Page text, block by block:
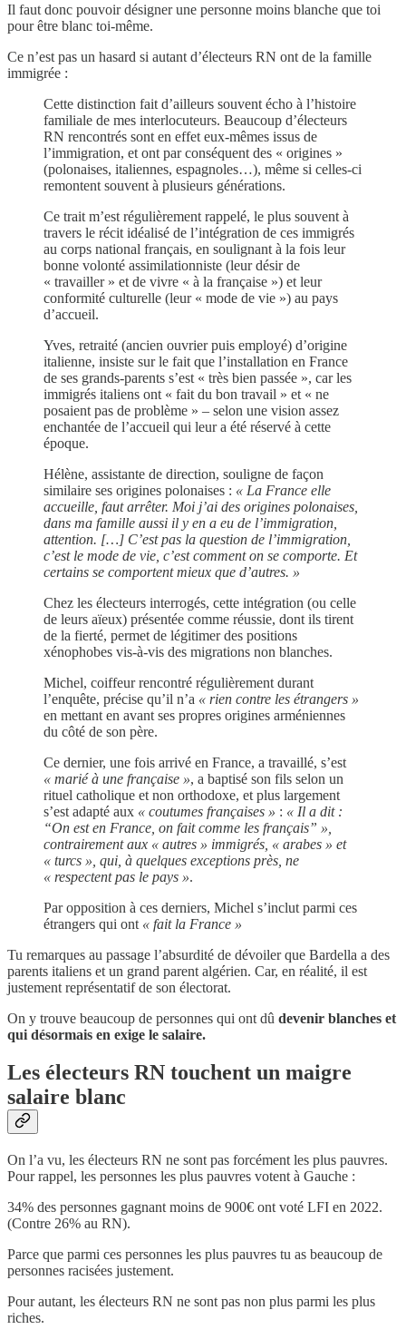
Il faut donc pouvoir désigner une personne moins blanche que toi
pour être blanc toi-même.
Ce n’est pas un hasard si autant d’électeurs RN ont de la famille
immigrée :
Cette distinction fait d’ailleurs souvent écho à l’histoire
familiale de mes interlocuteurs. Beaucoup d’électeurs
RN rencontrés sont en effet eux-mêmes issus de
l’immigration, et ont par conséquent des « origines »
(polonaises, italiennes, espagnoles…), même si celles-ci
remontent souvent à plusieurs générations.
Ce trait m’est régulièrement rappelé, le plus souvent à
travers le récit idéalisé de l’intégration de ces immigrés
au corps national français, en soulignant à la fois leur
bonne volonté assimilationniste (leur désir de
« travailler » et de vivre « à la française ») et leur
conformité culturelle (leur « mode de vie ») au pays
d’accueil.
Yves, retraité (ancien ouvrier puis employé) d’origine
italienne, insiste sur le fait que l’installation en France
de ses grands-parents s’est « très bien passée », car les
immigrés italiens ont « fait du bon travail » et « ne
posaient pas de problème » – selon une vision assez
enchantée de l’accueil qui leur a été réservé à cette
époque.
Hélène, assistante de direction, souligne de façon
similaire ses origines polonaises : « La France elle
accueille, faut arrêter. Moi j’ai des origines polonaises,
dans ma famille aussi il y en a eu de l’immigration,
attention. […] C’est pas la question de l’immigration,
c’est le mode de vie, c’est comment on se comporte. Et
certains se comportent mieux que d’autres. »
Chez les électeurs interrogés, cette intégration (ou celle
de leurs aïeux) présentée comme réussie, dont ils tirent
de la fierté, permet de légitimer des positions
xénophobes vis-à-vis des migrations non blanches.
Michel, coiffeur rencontré régulièrement durant
l’enquête, précise qu’il n’a « rien contre les étrangers »
en mettant en avant ses propres origines arméniennes
du côté de son père.
Ce dernier, une fois arrivé en France, a travaillé, s’est
« marié à une française », a baptisé son fils selon un
rituel catholique et non orthodoxe, et plus largement
s’est adapté aux « coutumes françaises » : « Il a dit :
“On est en France, on fait comme les français” »,
contrairement aux « autres » immigrés, « arabes » et
« turcs », qui, à quelques exceptions près, ne
« respectent pas le pays ».
Par opposition à ces derniers, Michel s’inclut parmi ces
étrangers qui ont « fait la France »
Tu remarques au passage l’absurdité de dévoiler que Bardella a des
parents italiens et un grand parent algérien. Car, en réalité, il est
justement représentatif de son électorat.
On y trouve beaucoup de personnes qui ont dû devenir blanches et
qui désormais en exige le salaire.
Les électeurs RN touchent un maigre
salaire blanc
On l’a vu, les électeurs RN ne sont pas forcément les plus pauvres.
Pour rappel, les personnes les plus pauvres votent à Gauche :
34% des personnes gagnant moins de 900€ ont voté LFI en 2022.
(Contre 26% au RN).
Parce que parmi ces personnes les plus pauvres tu as beaucoup de
personnes racisées justement.
Pour autant, les électeurs RN ne sont pas non plus parmi les plus
riches.